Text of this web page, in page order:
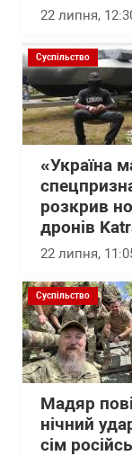
22 липня,
Суспільство
«Україна
розкрив
дронів
22 липня,
Суспільство
Мадяр
нічний
сім